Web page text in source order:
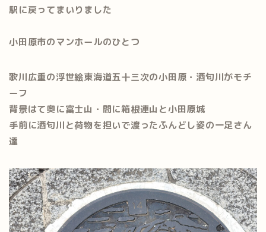
駅に戻ってまいりました
小田原市のマンホールのひとつ
歌川広重の浮世絵東海道五十三次の小田原・酒匂川がモチ
ーフ
背景はて奥に富士山・間に箱根連山と小田原城
手前に酒匂川と荷物を担いで渡ったふんどし姿の一足さん
達